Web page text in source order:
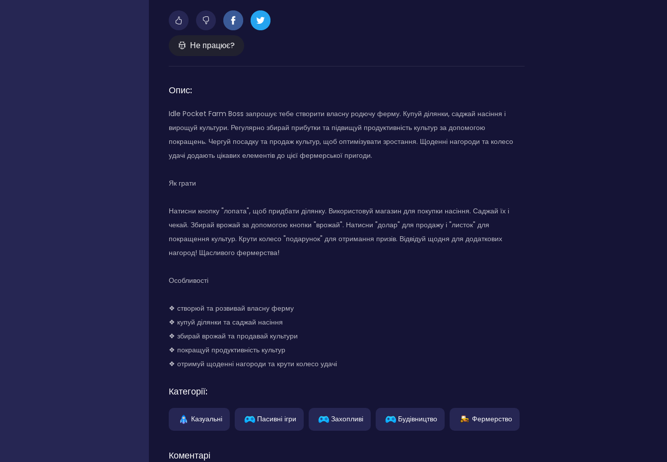
Не працює?
Опис:
Idle Pocket Farm Boss запрошує тебе створити власну родючу ферму. Купуй ділянки, саджай насіння і
вирощуй культури. Регулярно збирай прибутки та підвищуй продуктивність культур за допомогою
покращень. Чергуй посадку та продаж культур, щоб оптимізувати зростання. Щоденні нагороди та колесо
удачі додають цікавих елементів до цієї фермерської пригоди.
Як грати
Натисни кнопку "лопата", щоб придбати ділянку. Використовуй магазин для покупки насіння. Саджай їх і
чекай. Збирай врожай за допомогою кнопки "врожай". Натисни "долар" для продажу і "листок" для
покращення культур. Крути колесо "подарунок" для отримання призів. Відвідуй щодня для додаткових
нагород! Щасливого фермерства!
Особливості
❖ створюй та розвивай власну ферму
❖ купуй ділянки та саджай насіння
❖ збирай врожай та продавай культури
❖ покращуй продуктивність культур
❖ отримуй щоденні нагороди та крути колесо удачі
Категорії:
Казуальні Пасивні ігри Захопливі Будівництво Фермерство
Коментарі